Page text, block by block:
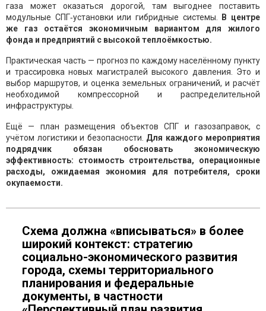
газа может оказаться дорогой, там выгоднее поставить
модульные СПГ‑установки или гибридные системы.
В центре
же газ остаётся экономичным вариантом для жилого
фонда и предприятий с высокой теплоёмкостью.
Практическая часть — прогноз по каждому населённому пункту
и трассировка новых магистралей высокого давления. Это и
выбор маршрутов, и оценка земельных ограничений, и расчёт
необходимой компрессорной и распределительной
инфраструктуры.
Ещё — план размещения объектов СПГ и газозаправок, с
учётом логистики и безопасности. Для каждого мероприятия
подрядчик обязан обосновать экономическую
эффективность: стоимость строительства, операционные
расходы, ожидаемая экономия для потребителя, сроки
окупаемости.
Схема должна «вписываться» в более
широкий контекст: стратегию
социально-экономического развития
города, схемы территориального
планирования и федеральные
документы, в частности